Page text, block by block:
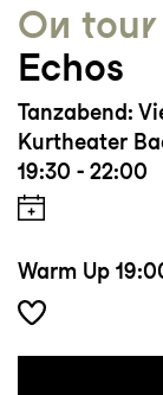
On tour
Echos
Tanzabend:
Kurtheater
19:30 - 22:00
Warm Up